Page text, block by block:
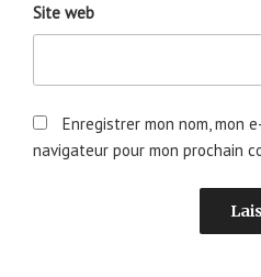
Site web
Enregistrer mon nom, mon
navigateur pour mon prochain